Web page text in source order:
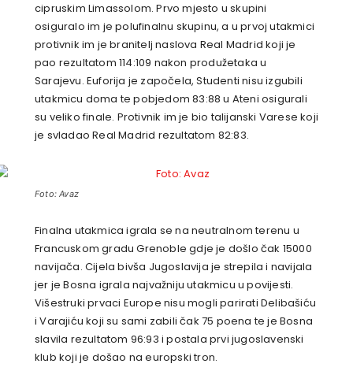
cipruskim Limassolom. Prvo mjesto u skupini
osiguralo im je polufinalnu skupinu, a u prvoj utakmici
protivnik im je branitelj naslova Real Madrid koji je
pao rezultatom 114:109 nakon produžetaka u
Sarajevu. Euforija je započela, Studenti nisu izgubili
utakmicu doma te pobjedom 83:88 u Ateni osigurali
su veliko finale. Protivnik im je bio talijanski Varese koji
je svladao Real Madrid rezultatom 82:83.
Foto: Avaz
Finalna utakmica igrala se na neutralnom terenu u
Francuskom gradu Grenoble gdje je došlo čak 15000
navijača. Cijela bivša Jugoslavija je strepila i navijala
jer je Bosna igrala najvažniju utakmicu u povijesti.
Višestruki prvaci Europe nisu mogli parirati Delibašiću
i Varajiću koji su sami zabili čak 75 poena te je Bosna
slavila rezultatom 96:93 i postala prvi jugoslavenski
klub koji je došao na europski tron.